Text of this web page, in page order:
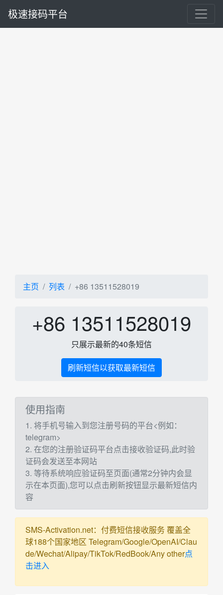
极速接码平台
主页 列表 +86 13511528019
+86 13511528019
只展示最新的40条短信
刷新短信以获取最新短信
使用指南
1. 将手机号输入到您注册号码的平台<例如：
telegram>
2. 在您的注册验证码平台点击接收验证码,此时验
证码会发送至本网站
3. 等待系统响应验证码至页面(通常2分钟内会显
示在本页面),您可以点击刷新按钮显示最新短信内
容
SMS-Activation.net：付费短信接收服务 覆盖全
球188个国家地区 Telegram/Google/OpenAI/Clau
de/Wechat/Alipay/TikTok/RedBook/Any other点
击进入